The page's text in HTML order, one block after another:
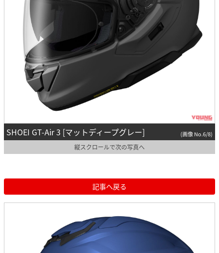
SHOEI GT-Air 3 [マットディープグレー] (画像 No.6/8)
縦スクロールで次の写真へ
記事へ戻る